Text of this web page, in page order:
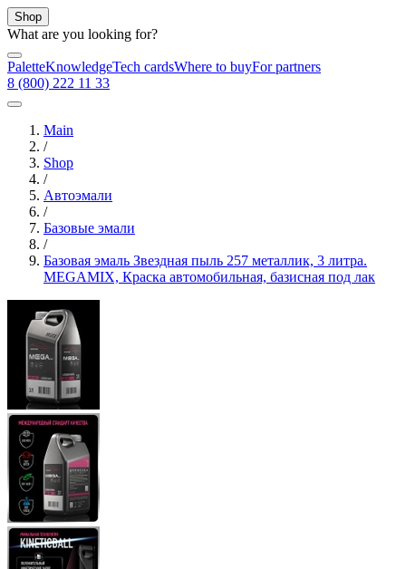
Shop
What are you looking for?
PaletteKnowledgeTech cardsWhere to buyFor partners
8 (800) 222 11 33
Main
/
Shop
/
Автоэмали
/
Базовые эмали
/
Базовая эмаль Звездная пыль 257 металлик, 3 литра.
MEGAMIX, Краска автомобильная, базисная под лак